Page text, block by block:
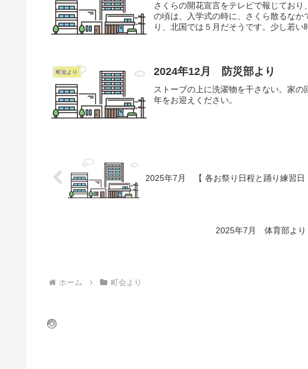
さくらの開花宣言をテレビで報じてお
の頃は、入学式の時に、さくら散るな
り、北国では５月だそうです。少し若
町会より 2024年12月 防災部より
ストーブの上に洗濯物を干さない。家
年をお迎えください。
2025年7月 【 各お祭り日程と踊り練習日
2025年7月 体育部より
ホーム 町会より